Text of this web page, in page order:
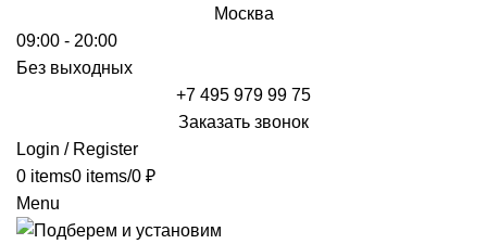
Москва
09:00 - 20:00
Без выходных
+7 495 979 99 75
Заказать звонок
Login / Register
0 items0 items/0 ₽
Menu